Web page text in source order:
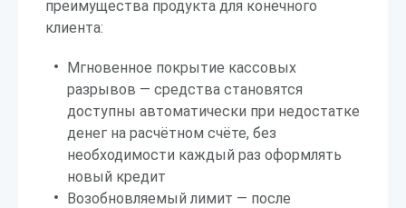
преимущества продукта для конечного
клиента:
Мгновенное покрытие кассовых
разрывов — средства становятся
доступны автоматически при недостатке
денег на расчётном счёте, без
необходимости каждый раз оформлять
новый кредит
Возобновляемый лимит — после